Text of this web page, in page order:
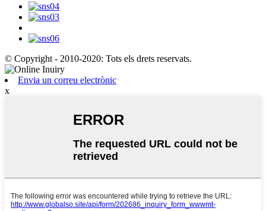
© Copyright - 2010-2020: Tots els drets reservats.
Envia un correu electrònic
x